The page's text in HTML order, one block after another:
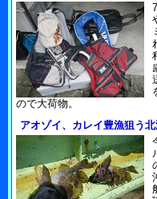
ので大荷物。
アオゾイ、カレイ豊漁狙う